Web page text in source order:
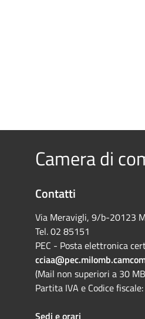
Camera di
Contatti
Via Meravigli, 9/b-20123
Tel. 02 85151
PEC - Posta elettronica
(Mail non superiori a 30
Partita IVA e Codice
Sedi e orari